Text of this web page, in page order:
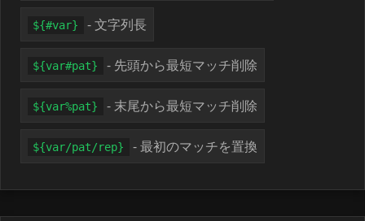
${#var} - 文字列長
${var#pat} - 先頭から最短マッチ削除
${var%pat} - 末尾から最短マッチ削除
${var/pat/rep} - 最初のマッチを置換